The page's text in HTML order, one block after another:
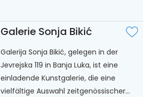
Galerie Sonja Bikić
Galerija Sonja Bikić, gelegen in der
Jevrejska 119 in Banja Luka, ist eine
einladende Kunstgalerie, die eine
vielfältige Auswahl zeitgenössischer...